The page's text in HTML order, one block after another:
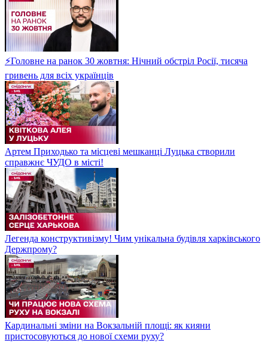
⚡Головне на ранок 30 жовтня: Нічний обстріл Росії, тисяча
гривень для всіх українців
Артем Приходько та місцеві мешканці Луцька створили
справжнє ЧУДО в місті!
Легенда конструктивізму! Чим унікальна будівля харківського
Держпрому?
Кардинальні зміни на Вокзальній площі: як кияни
пристосовуються до нової схеми руху?